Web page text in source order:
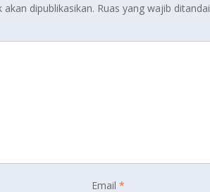
dipublikasikan. Ruas yang wajib ditandai
Email *